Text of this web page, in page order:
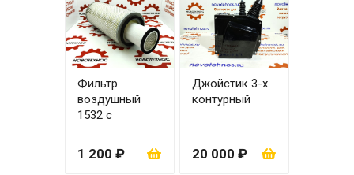
Фильтр
воздушный
1532 с
1 200 ₽
Джойстик 3-х
контурный
20 000 ₽